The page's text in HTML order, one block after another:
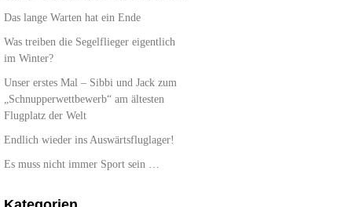
Das lange Warten hat ein Ende
Was treiben die Segelflieger eigentlich
im Winter?
Unser erstes Mal – Sibbi und Jack zum
„Schnupperwettbewerb“ am ältesten
Flugplatz der Welt
Endlich wieder ins Auswärtsfluglager!
Es muss nicht immer Sport sein …